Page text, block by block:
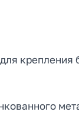
крепления